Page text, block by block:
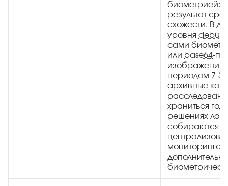
биометрией:
результат
схожести. В
уровня debug
сами
или base64-
изображений.
периодом 7-
архивные
храниться
решениях
собираются в
мониторинга,